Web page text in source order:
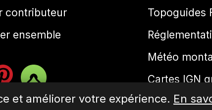
contributeur
ensemble
Topoguides
Météo
Cartes IGN
et améliorer votre expérience. En